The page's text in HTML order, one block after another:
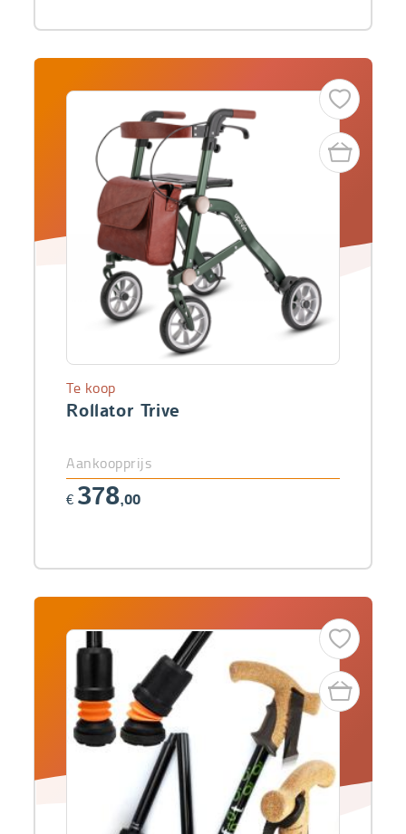
Rollator Trive
Te koop
Aankoopprijs
€ 378,00